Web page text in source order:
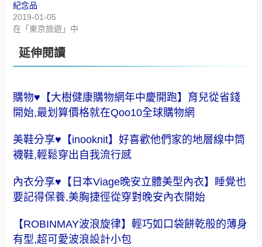
紀念品
2019-01-05
在「東京旅遊」中
延伸閱讀
購物♥【大樹健康購物網年中慶開跑】育兒從省錢
開始,最划算價格就在Qoo10全球購物網
美鞋分享♥【inooknit】好喜歡他們家的地層線中筒
襪鞋,輕鬆穿出自我流行感
內衣分享♥【日本Viage晚安立體美型內衣】睡覺也
要記得保養,美胸捷徑從穿對晚安內衣開始
【ROBINMAY波浪旋律】輕巧如口袋餅乾般的薄身
有型,超可愛波浪設計小包